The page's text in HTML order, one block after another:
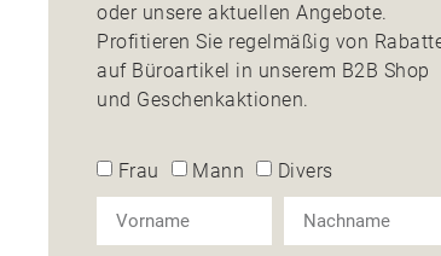
oder unsere aktuellen Angebote.
Profitieren Sie regelmäßig von
auf Büroartikel in unserem B2B Shop
und Geschenkaktionen.
Frau Mann Divers